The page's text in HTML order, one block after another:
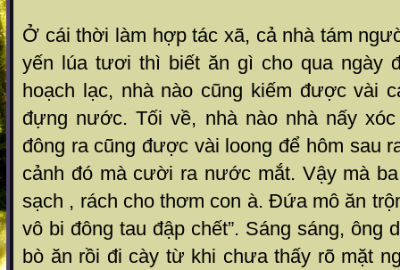
Ở cái thời làm hợp tác xã, cả nh à tám
yế n lúa tươi thì biết ăn gì cho qua ng ày
hoạch lạc, nh à nào cũng kiếm được vài
đựng nước. Tối về, n hà nào nhà nấy
đông ra cũng được vài loong để hôm sau
c ảnh đó mà cười ra nước mắt. Vậy mà
sạch , rách cho thơm con à. Đứa mô ăn tr
vô bi đôn g tau đập chết”. Sáng sáng, ông
bò ăn rồi đi c ày từ khi chưa thấy rõ mặt